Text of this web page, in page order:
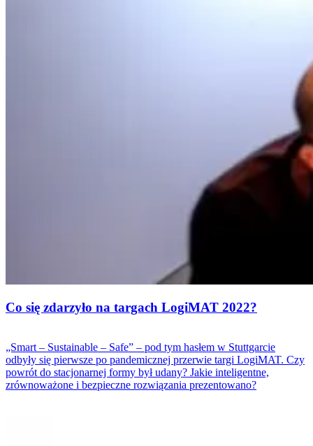
Co się zdarzyło na targach LogiMAT 2022?
„Smart – Sustainable – Safe” – pod tym hasłem w Stuttgarcie
odbyły się pierwsze po pandemicznej przerwie targi LogiMAT. Czy
powrót do stacjonarnej formy był udany? Jakie inteligentne,
zrównoważone i bezpieczne rozwiązania prezentowano?